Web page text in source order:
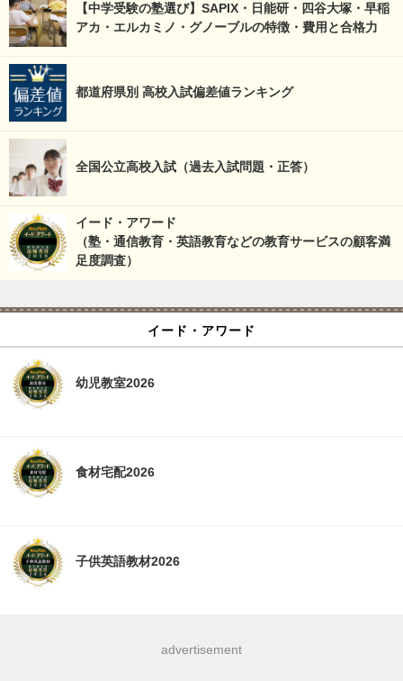
【中学受験の塾選び】SAPIX・日能研・四谷大塚・早稲
アカ・エルカミノ・グノーブルの特徴・費用と合格力
都道府県別 高校入試偏差値ランキング
全国公立高校入試（過去入試問題・正答）
イード・アワード
（塾・通信教育・英語教育などの教育サービスの顧客満
足度調査）
イード・アワード
幼児教室2026
食材宅配2026
子供英語教材2026
advertisement